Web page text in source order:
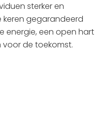
sterker en
keren gegarandeerd
energie, een open hart
de toekomst.